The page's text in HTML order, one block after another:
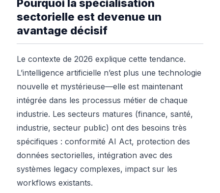
Pourquoi la spécialisation
sectorielle est devenue un
avantage décisif
Le contexte de 2026 explique cette tendance.
L’intelligence artificielle n’est plus une technologie
nouvelle et mystérieuse—elle est maintenant
intégrée dans les processus métier de chaque
industrie. Les secteurs matures (finance, santé,
industrie, secteur public) ont des besoins très
spécifiques : conformité AI Act, protection des
données sectorielles, intégration avec des
systèmes legacy complexes, impact sur les
workflows existants.